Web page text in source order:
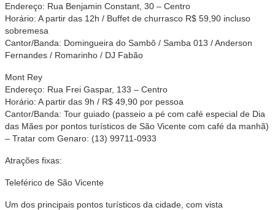
Endereço: Rua Benjamin Constant, 30 – Centro
Horário: A partir das 12h / Buffet de churrasco R$ 59,90 incluso
sobremesa
Cantor/Banda: Domingueira do Sambô / Samba 013 / Anderson
Fernandes / Romarinho / DJ Fabão
Mont Rey
Endereço: Rua Frei Gaspar, 133 – Centro
Horário: A partir das 9h / R$ 49,90 por pessoa
Cantor/Banda: Tour guiado (passeio a pé com café especial de Dia
das Mães por pontos turísticos de São Vicente com café da manhã)
– Tratar com Genaro: (13) 99711-0933
Atrações fixas:
Teleférico de São Vicente
Um dos principais pontos turísticos da cidade, com vista